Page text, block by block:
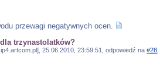
przewagi negatywnych ocen.
trzynastolatków?
25.06.2010, 23:59:51, odpowiedź na#28